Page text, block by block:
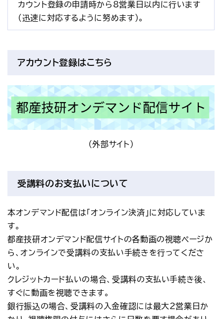
カウント登録の申請時から8営業日以内に行います
(迅速に対応するように努めます)。
アカウント登録はこちら
（外部サイト）
受講料のお支払いについて
本オンデマンド配信は「オンライン決済」に対応していま
す。
都産技研オンデマンド配信サイトの各動画の視聴ページか
ら、オンラインで受講料の支払い手続きを行ってくださ
い。
クレジットカード払いの場合、受講料の支払い手続き後、
すぐに動画を視聴できます。
銀行振込の場合、受講料の入金確認には最大2営業日か